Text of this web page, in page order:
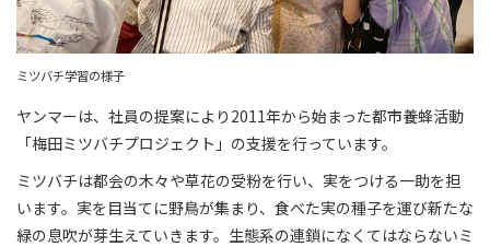
ミツバチ学習の様子
ヤンマーは、社員の提案により2011年から始まった都市養蜂活動
「梅田ミツバチプロジェクト」の支援を行っています。
ミツバチは都会の木々や草花の受粉を行い、実をつける一助を担
います。実を目当てに野鳥が集まり、食べた実の種子を運び新たな
緑の息吹が芽生えていきます。生態系の連鎖になくてはならないミ